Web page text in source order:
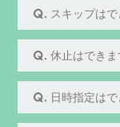
スキップはで
休止はできま
日時指定はで